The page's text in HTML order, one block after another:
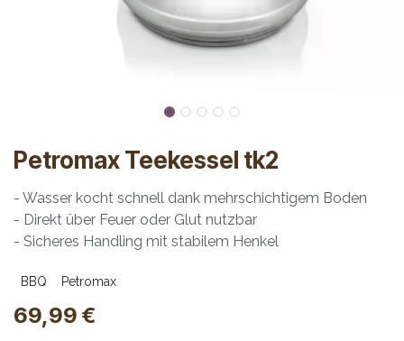
Petromax Teekessel tk2
- Wasser kocht schnell dank mehrschichtigem Boden
- Direkt über Feuer oder Glut nutzbar
- Sicheres Handling mit stabilem Henkel
BBQ Petromax
69,99 €